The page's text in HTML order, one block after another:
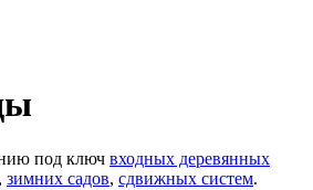
под ключ входных деревянных
, зимних садов, сдвижных систем.